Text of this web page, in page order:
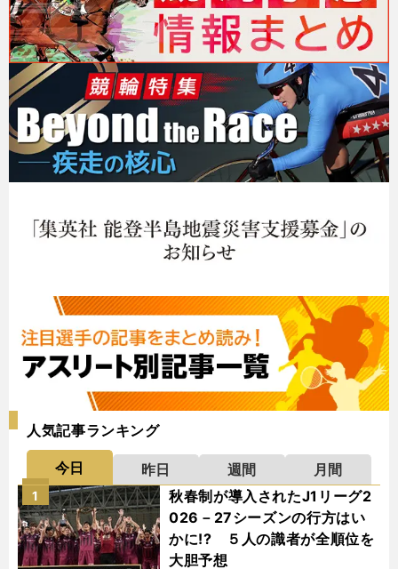
人気記事ランキング
今日 昨日 週間
月間
秋春制が導入されたJ1リーグ2
026－27シーズンの行方はい
かに!? ５人の識者が全順位を
大胆予想
1